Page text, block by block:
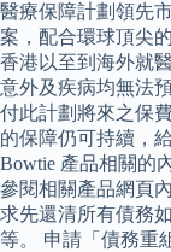
醫療保障計劃領先
案，配合環球頂尖
香港以至到海外就
意外及疾病均無法
付此計劃將來之保
的保障仍可持續，
Bowtie 產品相關的
參閱相關產品網頁
求先還清所有債務
等。 申請「債務重